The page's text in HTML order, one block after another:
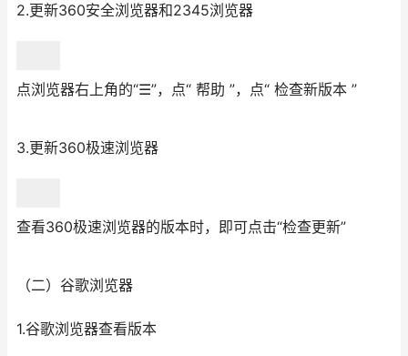
2.更新360安全浏览器和2345浏览器
点浏览器右上角的“☰”，点“ 帮助 ”，点“ 检查新版本 ”
3.更新360极速浏览器
查看360极速浏览器的版本时，即可点击“检查更新”
（二）谷歌浏览器
1.谷歌浏览器查看版本